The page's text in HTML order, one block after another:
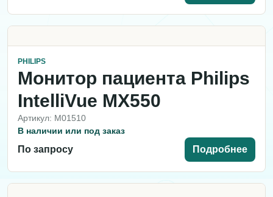
PHILIPS
Монитор пациента Philips
IntelliVue MX550
Артикул: M01510
В наличии или под заказ
По запросу Подробнее